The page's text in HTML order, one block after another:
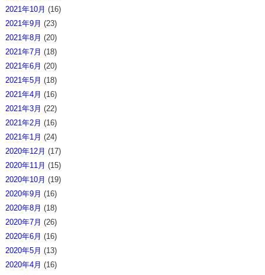
2021年10月 (16)
2021年9月 (23)
2021年8月 (20)
2021年7月 (18)
2021年6月 (20)
2021年5月 (18)
2021年4月 (16)
2021年3月 (22)
2021年2月 (16)
2021年1月 (24)
2020年12月 (17)
2020年11月 (15)
2020年10月 (19)
2020年9月 (16)
2020年8月 (18)
2020年7月 (26)
2020年6月 (16)
2020年5月 (13)
2020年4月 (16)